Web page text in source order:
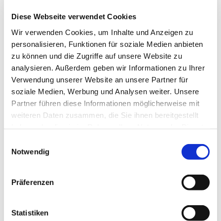
Diese Webseite verwendet Cookies
Wir verwenden Cookies, um Inhalte und Anzeigen zu
personalisieren, Funktionen für soziale Medien anbieten
zu können und die Zugriffe auf unsere Website zu
analysieren. Außerdem geben wir Informationen zu Ihrer
Verwendung unserer Website an unsere Partner für
soziale Medien, Werbung und Analysen weiter. Unsere
Partner führen diese Informationen möglicherweise mit
weiteren Daten zusammen, die Sie ihnen bereitgestellt
Cookies, wenn Sie unsere Webseite weiterhin nutzen.
Notwendig
Präferenzen
Statistiken
Kostenloser Parkplatz
Öffentliche Verkehrsmittel
DenHarzort Neuwerkerreichen Sie mit dem Bus der
Harzer Verkehrsbetriebe:
aus Richtung Wernigerode
aus Richtung Blankenburg
aus Richtung Benneckenstein / Umstieg in Elbingerode
Die INSA – Ihr Routenplaner des Nahverkehrs in Sachsen-
Anhalt >>
mobil im gesamten Harzkreis. HATIX - die kostenfreie